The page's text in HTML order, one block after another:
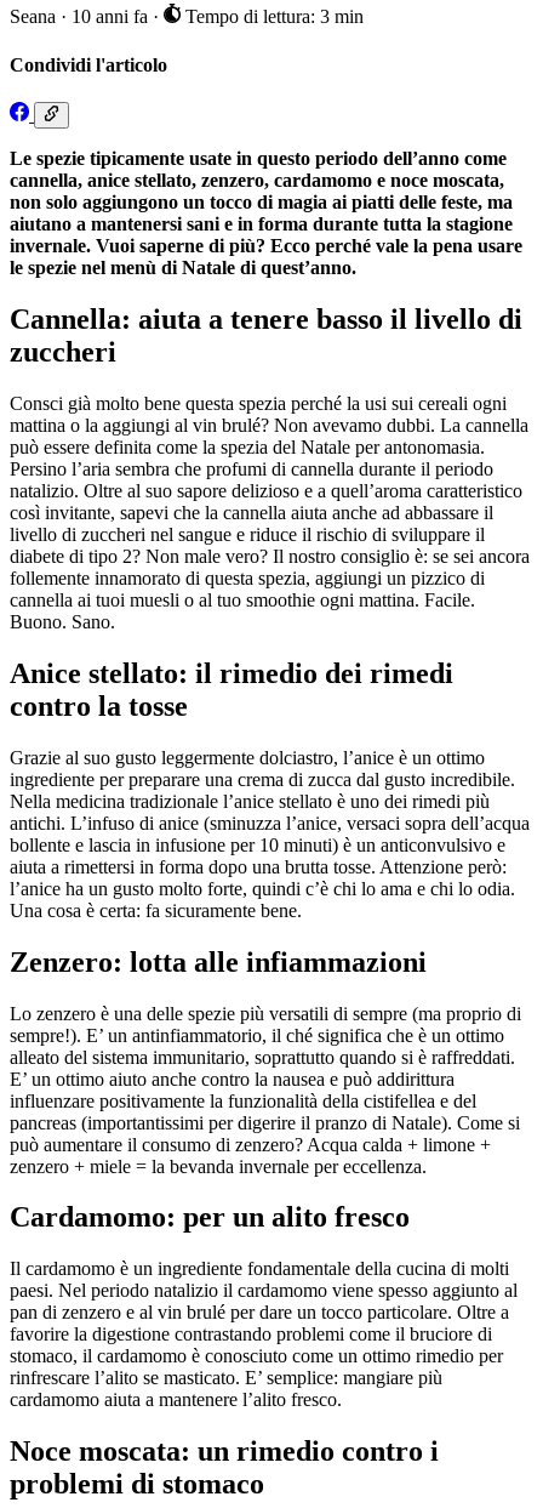
Seana · 10 anni fa · Tempo di lettura: 3 min
Condividi l'articolo
Le spezie tipicamente usate in questo periodo dell’anno come
cannella, anice stellato, zenzero, cardamomo e noce moscata,
non solo aggiungono un tocco di magia ai piatti delle feste, ma
aiutano a mantenersi sani e in forma durante tutta la stagione
invernale. Vuoi saperne di più? Ecco perché vale la pena usare
le spezie nel menù di Natale di quest’anno.
Cannella: aiuta a tenere basso il livello di
zuccheri
Consci già molto bene questa spezia perché la usi sui cereali ogni
mattina o la aggiungi al vin brulé? Non avevamo dubbi. La cannella
può essere definita come la spezia del Natale per antonomasia.
Persino l’aria sembra che profumi di cannella durante il periodo
natalizio. Oltre al suo sapore delizioso e a quell’aroma caratteristico
così invitante, sapevi che la cannella aiuta anche ad abbassare il
livello di zuccheri nel sangue e riduce il rischio di sviluppare il
diabete di tipo 2? Non male vero? Il nostro consiglio è: se sei ancora
follemente innamorato di questa spezia, aggiungi un pizzico di
cannella ai tuoi muesli o al tuo smoothie ogni mattina. Facile.
Buono. Sano.
Anice stellato: il rimedio dei rimedi
contro la tosse
Grazie al suo gusto leggermente dolciastro, l’anice è un ottimo
ingrediente per preparare una crema di zucca dal gusto incredibile.
Nella medicina tradizionale l’anice stellato è uno dei rimedi più
antichi. L’infuso di anice (sminuzza l’anice, versaci sopra dell’acqua
bollente e lascia in infusione per 10 minuti) è un anticonvulsivo e
aiuta a rimettersi in forma dopo una brutta tosse. Attenzione però:
l’anice ha un gusto molto forte, quindi c’è chi lo ama e chi lo odia.
Una cosa è certa: fa sicuramente bene.
Zenzero: lotta alle infiammazioni
Lo zenzero è una delle spezie più versatili di sempre (ma proprio di
sempre!). E’ un antinfiammatorio, il ché significa che è un ottimo
alleato del sistema immunitario, soprattutto quando si è raffreddati.
E’ un ottimo aiuto anche contro la nausea e può addirittura
influenzare positivamente la funzionalità della cistifellea e del
pancreas (importantissimi per digerire il pranzo di Natale). Come si
può aumentare il consumo di zenzero? Acqua calda + limone +
zenzero + miele = la bevanda invernale per eccellenza.
Cardamomo: per un alito fresco
Il cardamomo è un ingrediente fondamentale della cucina di molti
paesi. Nel periodo natalizio il cardamomo viene spesso aggiunto al
pan di zenzero e al vin brulé per dare un tocco particolare. Oltre a
favorire la digestione contrastando problemi come il bruciore di
stomaco, il cardamomo è conosciuto come un ottimo rimedio per
rinfrescare l’alito se masticato. E’ semplice: mangiare più
cardamomo aiuta a mantenere l’alito fresco.
Noce moscata: un rimedio contro i
problemi di stomaco